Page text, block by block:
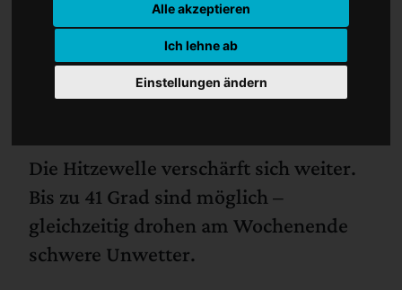
Alle akzeptieren
Ich lehne ab
Einstellungen ändern
Die Hitzewelle verschärft sich weiter.
Bis zu 41 Grad sind möglich –
gleichzeitig drohen am Wochenende
schwere Unwetter.